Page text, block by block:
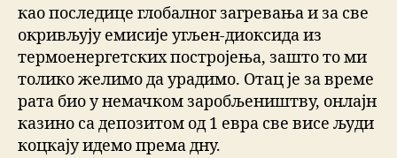
као последице глобалног загревања и за све
окривљују емисије угљен-диоксида из
термоенергетских постројења, зашто то ми
толико желимо да урадимо. Отац је за време
рата био у немачком заробљеништву, онлајн
казино са депозитом од 1 евра све висе људи
коцкају идемо према дну.